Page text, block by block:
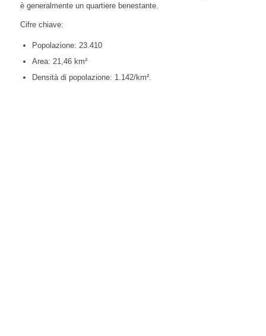
è generalmente un quartiere benestante.
Cifre chiave:
Popolazione: 23.410
Area: 21,46 km²
Densità di popolazione: 1.142/km².